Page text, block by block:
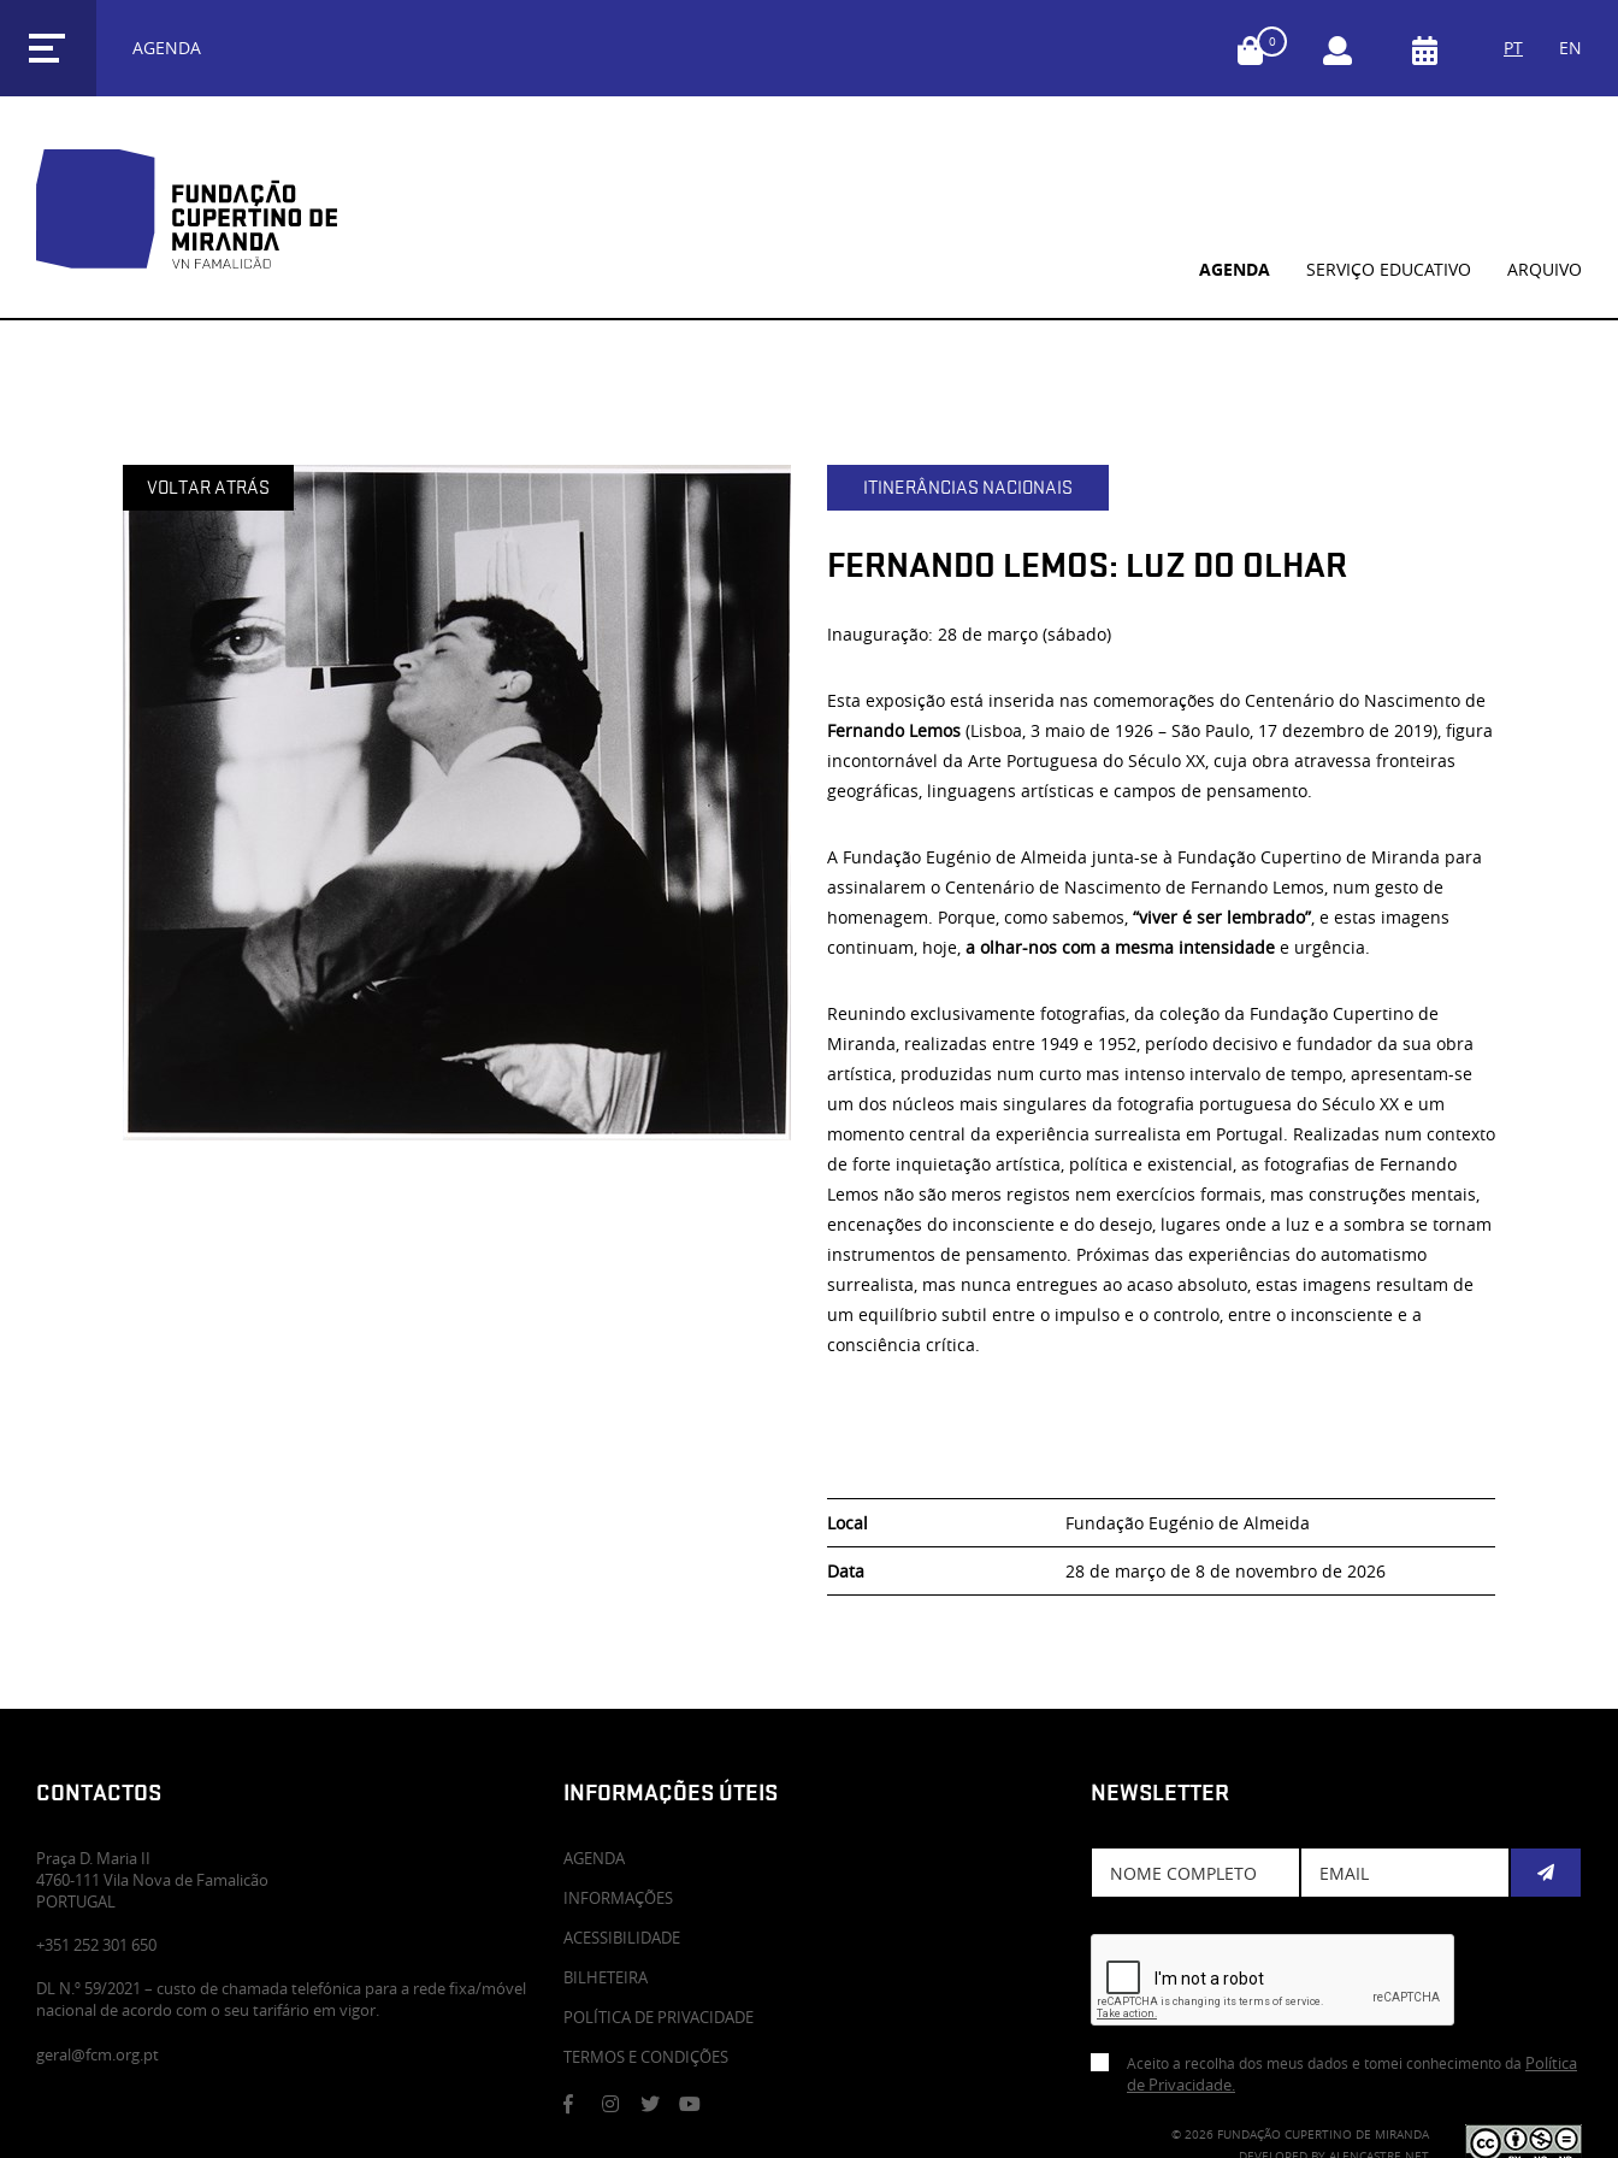
AGENDA PT EN
0
AGENDA SERVIÇO EDUCATIVO ARQUIVO
VOLTAR ATRÁS ITINERÂNCIAS NACIONAIS
FERNANDO LEMOS: LUZ DO OLHAR
Inauguração: 28 de março (sábado)
Esta exposição está inserida nas comemorações do Centenário do Nascimento de
Fernando Lemos (Lisboa, 3 maio de 1926 – São Paulo, 17 dezembro de 2019), figura
incontornável da Arte Portuguesa do Século XX, cuja obra atravessa fronteiras
geográficas, linguagens artísticas e campos de pensamento.
A Fundação Eugénio de Almeida junta-se à Fundação Cupertino de Miranda para
assinalarem o Centenário de Nascimento de Fernando Lemos, num gesto de
homenagem. Porque, como sabemos, “viver é ser lembrado”, e estas imagens
continuam, hoje, a olhar-nos com a mesma intensidade e urgência.
Reunindo exclusivamente fotografias, da coleção da Fundação Cupertino de
Miranda, realizadas entre 1949 e 1952, período decisivo e fundador da sua obra
artística, produzidas num curto mas intenso intervalo de tempo, apresentam-se
um dos núcleos mais singulares da fotografia portuguesa do Século XX e um
momento central da experiência surrealista em Portugal. Realizadas num contexto
de forte inquietação artística, política e existencial, as fotografias de Fernando
Lemos não são meros registos nem exercícios formais, mas construções mentais,
encenações do inconsciente e do desejo, lugares onde a luz e a sombra se tornam
instrumentos de pensamento. Próximas das experiências do automatismo
surrealista, mas nunca entregues ao acaso absoluto, estas imagens resultam de
um equilíbrio subtil entre o impulso e o controlo, entre o inconsciente e a
consciência crítica.
Local Fundação Eugénio de Almeida
Data 28 de março de 8 de novembro de 2026
CONTACTOS
Praça D. Maria II
4760-111 Vila Nova de Famalicão
PORTUGAL
+351 252 301 650
DL N.º 59/2021 – custo de chamada telefónica para a rede fixa/móvel
nacional de acordo com o seu tarifário em vigor.
geral@fcm.org.pt
INFORMAÇÕES ÚTEIS
AGENDA
INFORMAÇÕES
ACESSIBILIDADE
BILHETEIRA
POLÍTICA DE PRIVACIDADE
TERMOS E CONDIÇÕES
NEWSLETTER
Aceito a recolha dos meus dados e tomei conhecimento da Política
de Privacidade.
© 2026 FUNDAÇÃO CUPERTINO DE MIRANDA